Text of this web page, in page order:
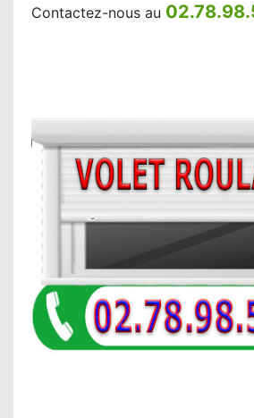
Contactez-nous au